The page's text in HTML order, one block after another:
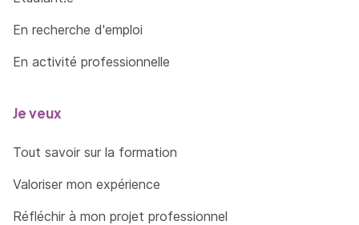
En recherche d'emploi
En activité professionnelle
Je veux
Tout savoir sur la formation
Valoriser mon expérience
Réfléchir à mon projet professionnel